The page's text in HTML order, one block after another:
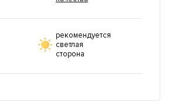
рекомендуется
светлая
сторона